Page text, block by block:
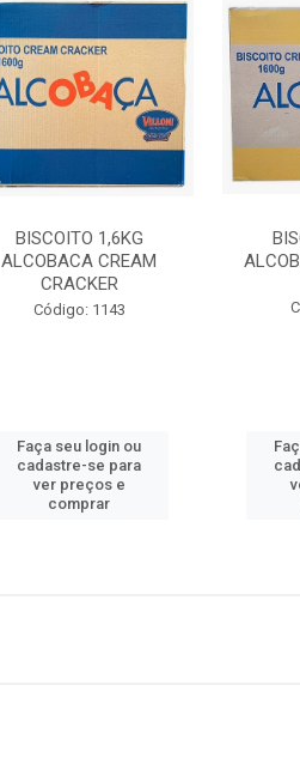
BISCOITO 1,6KG
ALCOBACA CREAM
CRACKER
Código: 1143
Faça seu login ou
cadastre-se para
ver preços e
comprar